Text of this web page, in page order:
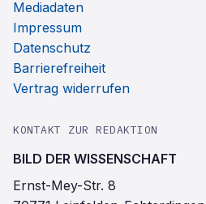
Mediadaten
Impressum
Datenschutz
Barrierefreiheit
Vertrag widerrufen
KONTAKT ZUR REDAKTION
BILD DER WISSENSCHAFT
Ernst-Mey-Str. 8